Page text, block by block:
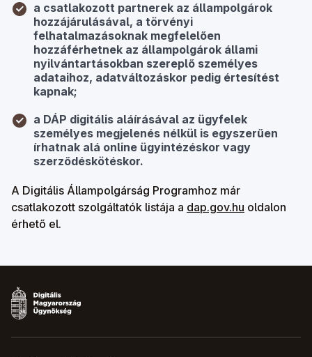
a csatlakozott partnerek az állampolgárok
hozzájárulásával, a törvényi
felhatalmazásoknak megfelelően
hozzáférhetnek az állampolgárok állami
nyilvántartásokban szereplő személyes
adataihoz, adatváltozáskor pedig értesítést
kapnak;
a DÁP digitális aláírásával az ügyfelek
személyes megjelenés nélkül is egyszerűen
írhatnak alá online ügyintézéskor vagy
szerződéskötéskor.
A Digitális Állampolgárság Programhoz már
csatlakozott szolgáltatók listája a dap.gov.hu oldalon
érhető el.